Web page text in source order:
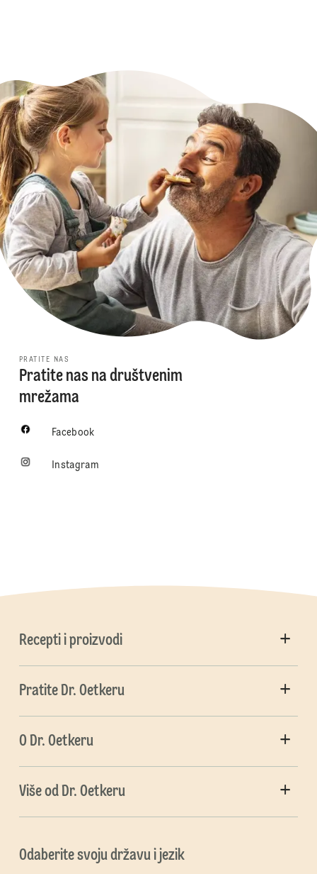
PRATITE NAS
Pratite nas na društvenim
mrežama
Facebook
Instagram
Recepti i proizvodi
Pratite Dr. Oetkeru
O Dr. Oetkeru
Više od Dr. Oetkeru
Odaberite svoju državu i jezik